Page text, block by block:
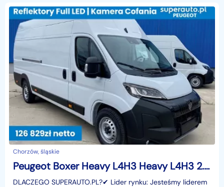
Chorzów, śląskie
Peugeot Boxer Heavy L4H3 Heavy L4H3 2.2 180KM
DLACZEGO SUPERAUTO.PL?✔ Lider rynku: Jesteśmy liderem